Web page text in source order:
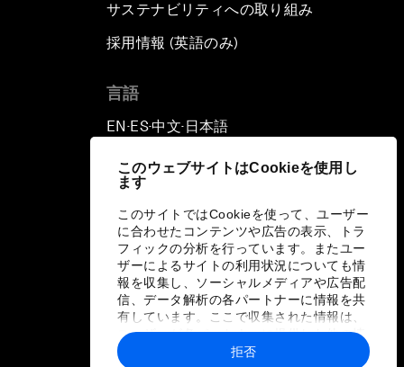
このウェブサイトはCookieを使用し
ます
このサイトではCookieを使って、ユーザー
に合わせたコンテンツや広告の表示、トラ
フィックの分析を行っています。またユー
ザーによるサイトの利用状況についても情
報を収集し、ソーシャルメディアや広告配
信、データ解析の各パートナーに情報を共
有しています。ここで収集された情報は、
ユーザーが各パートナーに提供した他の情
報や各パートナーのサービスを使用した際
拒否
サステナビリティへの取り組み
採用情報 (英語のみ)
言語
EN ▪ ES▪中文▪ 日本語